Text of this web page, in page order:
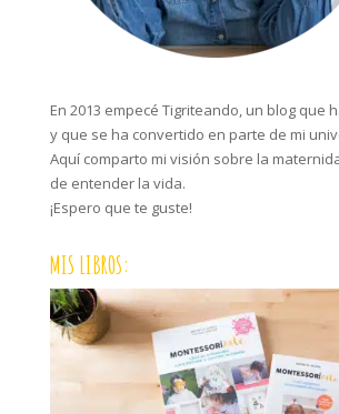
En 2013 empecé Tigriteando, un blog que
y que se ha convertido en parte de mi
Aquí comparto mi visión sobre la
de entender la vida.
¡Espero que te guste!
MIS LIBROS: